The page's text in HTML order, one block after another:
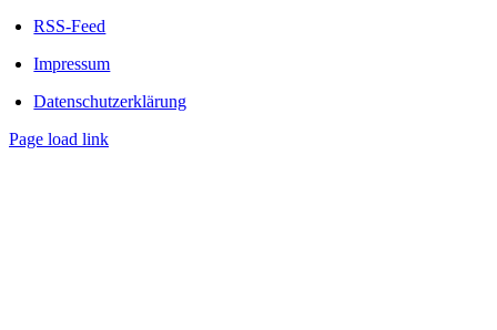
RSS-Feed
Impressum
Datenschutzerklärung
Page load link